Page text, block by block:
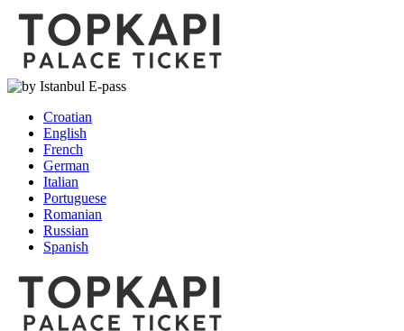
Croatian
English
French
German
Italian
Portuguese
Romanian
Russian
Spanish